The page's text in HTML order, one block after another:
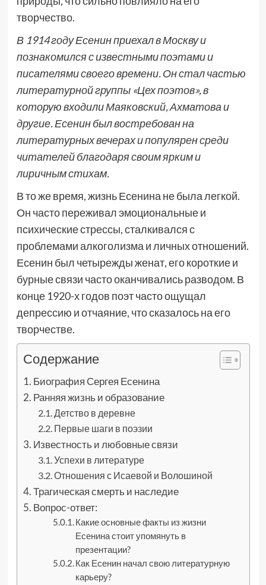
творчество.
В 1914 году Есенин приехал в Москву и
познакомился с известными поэтами и
писателями своего времени. Он стал частью
литературной группы «Цех поэтов», в
которую входили Маяковский, Ахматова и
другие. Есенин был востребован на
литературных вечерах и популярен среди
читателей благодаря своим ярким и
лиричным стихам.
В то же время, жизнь Есенина не была легкой.
Он часто переживал эмоциональные и
психические стрессы, сталкивался с
проблемами алкоголизма и личных отношений.
Есенин был четырежды женат, его короткие и
бурные связи часто оканчивались разводом. В
конце 1920-х годов поэт часто ощущал
депрессию и отчаяние, что сказалось на его
творчестве.
Содержание
Биография Сергея Есенина
Ранняя жизнь и образование
Детство в деревне
Первые шаги в поэзии
Известность и любовные связи
Успехи в литературе
Отношения с Исаевой и Волошиной
Трагическая смерть и наследие
Вопрос-ответ:
Какие основные факты из жизни
Есенина стоит упомянуть в
презентации?
Как Есенин начал свою литературную
карьеру?